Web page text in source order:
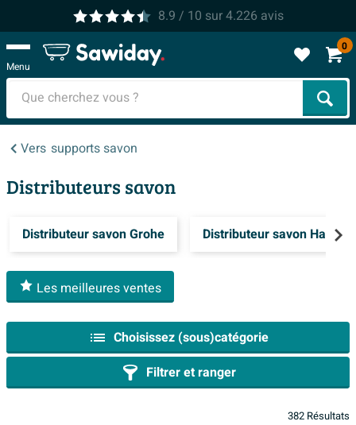
8.9 / 10 sur4.226 avis
Menu
0
Vers supports savon
Distributeurs savon
Distributeur savon Grohe Distributeur savon Haceka
Les meilleures ventes
Choisissez (sous)catégorie
Filtrer et ranger
382 Résultats